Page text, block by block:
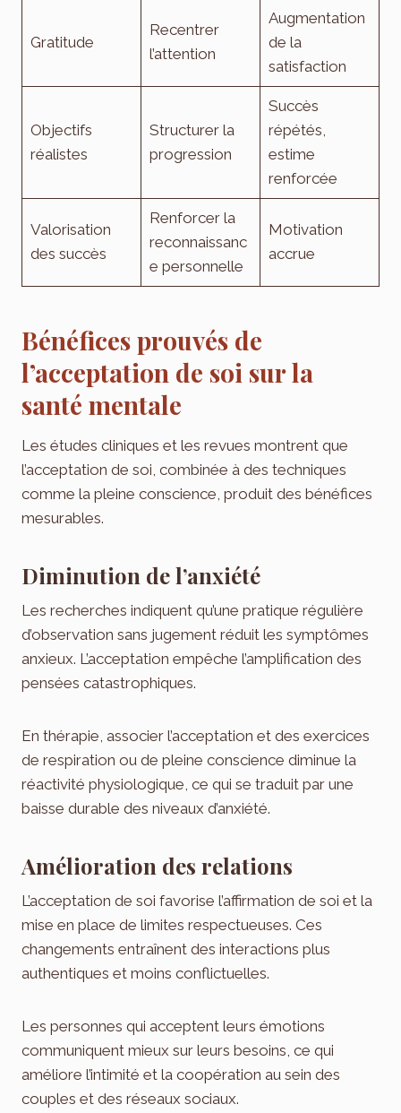
Gratitude
Recentrer
l’attention
Augmentation
de la
satisfaction
Objectifs
réalistes
Structurer la
progression
Succès
répétés,
estime
renforcée
Valorisation
des succès
Renforcer la
reconnaissanc
e personnelle
Motivation
accrue
Bénéfices prouvés de
l’acceptation de soi sur la
santé mentale
Les études cliniques et les revues montrent que
l’acceptation de soi, combinée à des techniques
comme la pleine conscience, produit des bénéfices
mesurables.
Diminution de l’anxiété
Les recherches indiquent qu’une pratique régulière
d’observation sans jugement réduit les symptômes
anxieux. L’acceptation empêche l’amplification des
pensées catastrophiques.
En thérapie, associer l’acceptation et des exercices
de respiration ou de pleine conscience diminue la
réactivité physiologique, ce qui se traduit par une
baisse durable des niveaux d’anxiété.
Amélioration des relations
L’acceptation de soi favorise l’affirmation de soi et la
mise en place de limites respectueuses. Ces
changements entraînent des interactions plus
authentiques et moins conflictuelles.
Les personnes qui acceptent leurs émotions
communiquent mieux sur leurs besoins, ce qui
améliore l’intimité et la coopération au sein des
couples et des réseaux sociaux.